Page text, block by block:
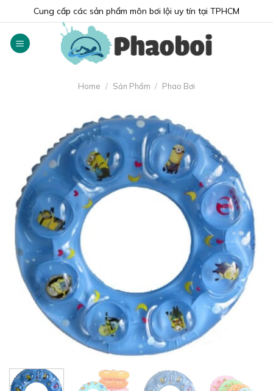
to
content
Cung cấp các sản phẩm môn bơi lội uy tín tại TPHCM
Home / Sản Phẩm / Phao Bơi